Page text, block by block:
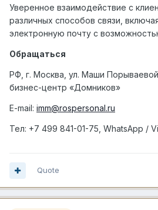
Уверенное взаимодействие с
различных способов связи,
электронную почту с
Обращаться
РФ, г. Москва, ул. Маши
бизнес-центр «Домников»
E-mail: imm@rospersonal.ru
Тел: +7 499 841-01-75, WhatsApp /
Quote